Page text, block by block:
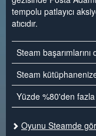
tempolu patlayıcı
atıcıdır.
Steam
Steam
Yüzde %80'den
Oyunu Steamde